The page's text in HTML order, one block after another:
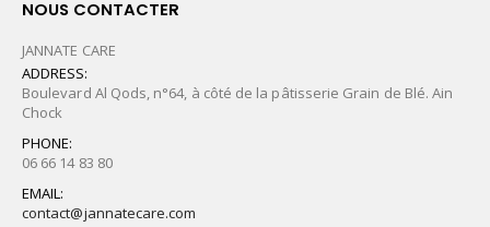
NOUS CONTACTER
JANNATE CARE
ADDRESS:
Boulevard Al Qods, n°64, à côté de la pâtisserie Grain de Blé. Ain
Chock
PHONE:
06 66 14 83 80
EMAIL:
contact@jannatecare.com